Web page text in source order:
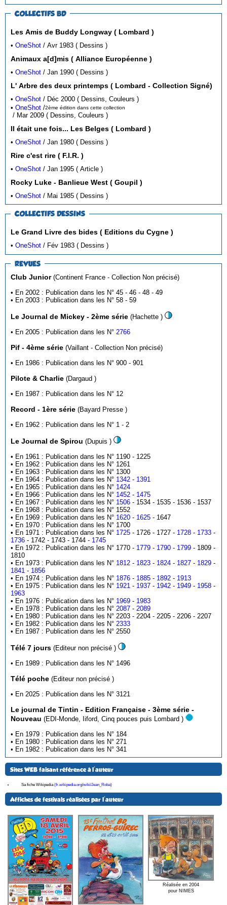
COLLECTIFS BD
Les Amis de Buddy Longway ( Lombard )
•OneShot / Avr 1983 ( Dessins )
Animaux a[d]mis ( Alliance Européenne )
•OneShot / Jan 1990 ( Dessins )
L' Arbre des deux printemps ( Lombard - Collection Signé)
•OneShot
/ Déc 2000 ( Dessins, Couleurs )
•OneShot /2ème édition dans cette collection
/ Mar 2009 ( Dessins, Couleurs )
Il était une fois... Les Belges ( Lombard )
•OneShot / Jan 1980 ( Dessins )
Rire c'est rire ( F.I.R. )
•OneShot / Jan 1995 ( Article )
Rocky Luke - Banlieue West ( Goupil )
•OneShot / Mai 1985 ( Dessins )
COLLECTIFS DESSINS
Le Grand Livre des bides ( Editions du Cygne )
•OneShot / Fév 1983 ( Dessins )
REVUES
Club Junior
(Continent France - Collection Non précisé)
• En 2002 : Publication dans les N° 45 - 46 - 48 - 49
• En 2003 : Publication dans les N° 58 - 59
Le Journal de Mickey - 2ème série
(Hachette )
• En 2005 : Publication dans les N° 2766
Pif - 4ème série
(Vaillant - Collection Non précisé)
• En 1986 : Publication dans les N° 900 - 901
Pilote & Charlie
(Dargaud )
• En 1987 : Publication dans les N° 12
Record - 1ère série
(Bayard Presse )
• En 1962 : Publication dans les N° 1 - 2
Le Journal de Spirou
(Dupuis )
• En 1961 : Publication dans les N° 1190 - 1225
• En 1962 : Publication dans les N° 1261
• En 1963 : Publication dans les N° 1300
• En 1964 : Publication dans les N° 1342- 1391
• En 1965 : Publication dans les N° 1424
• En 1966 : Publication dans les N° 1452- 1475
• En 1967 : Publication dans les N° 1506
- 1534 - 1535 - 1536 - 1537
• En 1968 : Publication dans les N° 1552
• En 1969 : Publication dans les N° 1620- 1625 - 1647
• En 1970 : Publication dans les N° 1700
• En 1971 : Publication dans les N° 1725 - 1726 - 1727 - 1728- 1733-
1736
- 1742 - 1743 - 1744 - 1745
• En 1972 : Publication dans les N° 1770 - 1779- 1790- 1799- 1809 -
1810
• En 1973 : Publication dans les N° 1812- 1823- 1824- 1827- 1829-
1841- 1856
• En 1974 : Publication dans les N° 1876- 1885- 1892- 1913
• En 1975 : Publication dans les N° 1921- 1937- 1942- 1949- 1958-
1963
• En 1976 : Publication dans les N° 1969- 1983
• En 1978 : Publication dans les N° 2087- 2089
• En 1980 : Publication dans les N° 2203 - 2204 - 2205 - 2206 - 2207
• En 1982 : Publication dans les N° 2333
• En 1987 : Publication dans les N° 2550
Télé 7 jours
(Editeur non précisé )
• En 1989 : Publication dans les N° 1496
Télé poche
(Editeur non précisé )
• En 2025 : Publication dans les N° 3121
Le journal de Tintin - Edition Française - 3ème série -
Nouveau
(EDI-Monde, Iiford, Cinq pouces puis Lombard )
• En 1979 : Publication dans les N° 184
• En 1980 : Publication dans les N° 271
• En 1982 : Publication dans les N° 341
Sites WEB faisant référence à l'auteur
Sa fiche Wikipedia(fr.wikipedia.org/wiki/Jean_Roba)
Affiches de festivals réalisées par l'auteur
Réalisée en 2004
pour NIMES